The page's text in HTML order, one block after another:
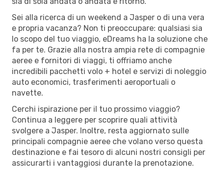
Sei alla ricerca di un weekend a Jasper o di una vera
e propria vacanza? Non ti preoccupare: qualsiasi sia
lo scopo del tuo viaggio, eDreams ha la soluzione che
fa per te. Grazie alla nostra ampia rete di compagnie
aeree e fornitori di viaggi, ti offriamo anche
incredibili pacchetti volo + hotel e servizi di noleggio
auto economici, trasferimenti aeroportuali o
navette.
Cerchi ispirazione per il tuo prossimo viaggio?
Continua a leggere per scoprire quali attività
svolgere a Jasper. Inoltre, resta aggiornato sulle
principali compagnie aeree che volano verso questa
destinazione e fai tesoro di alcuni nostri consigli per
assicurarti i vantaggiosi durante la prenotazione.